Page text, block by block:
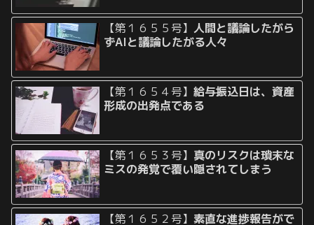
【第１６５５号】人間と議論したがら
ずAIと議論したがる人々
【第１６５４号】給与振込日は、資産
形成の出発点である
【第１６５３号】 真のリスクは瑣末な
ミスの発覚で覆い隠されてしまう
【第１６５２号】素直な進捗報告がで